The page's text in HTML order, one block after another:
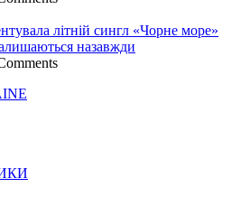
літній сингл «Чорне море»
назавжди